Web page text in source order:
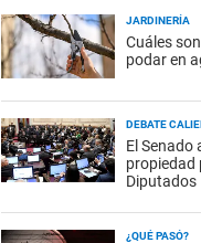
JARDINERÍA
Cuáles
podar en
DEBATE
El Senado
propiedad
Diputados
¿QUÉ PASÓ?